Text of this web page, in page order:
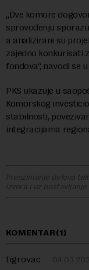
„Dve komore
sprovođenju
a analizirani su
zajedno konkurisati
fondova“, navodi se
PKS ukazuje u
Komorskog
stabilnosti,
integracijama
Preuzimanje delova
izvora i uz postavljanje
KOMENTAR(1)
tigrovac